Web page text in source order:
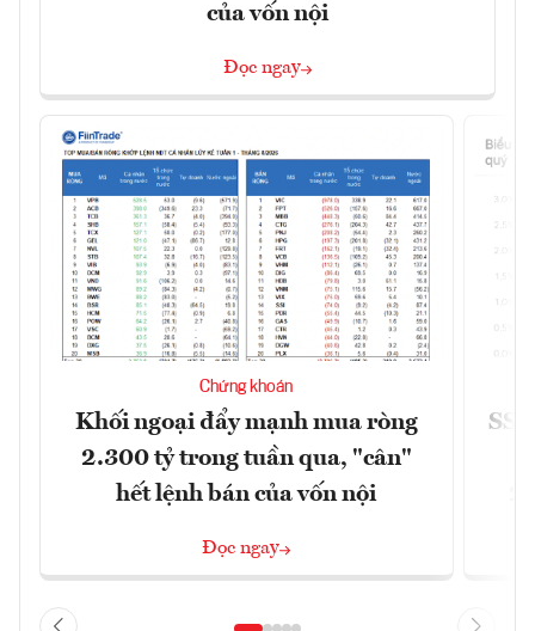
của vốn nội
Đọc ngay
Chứng khoán
Khối ngoại đẩy mạnh mua ròng
2.300 tỷ trong tuần qua, "cân"
hết lệnh bán của vốn nội
Đọc ngay
SSI